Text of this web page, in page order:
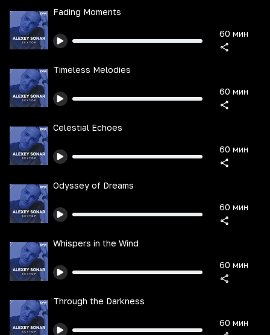
Fading Moments
60 мин
Timeless Melodies
60 мин
Celestial Echoes
60 мин
Odyssey of Dreams
60 мин
Whispers in the Wind
60 мин
Through the Darkness
60 мин